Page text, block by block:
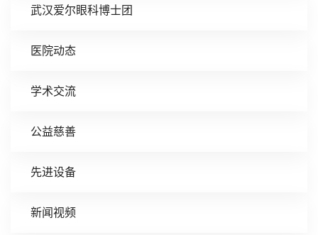
武汉爱尔眼科博士团
医院动态
学术交流
公益慈善
先进设备
新闻视频